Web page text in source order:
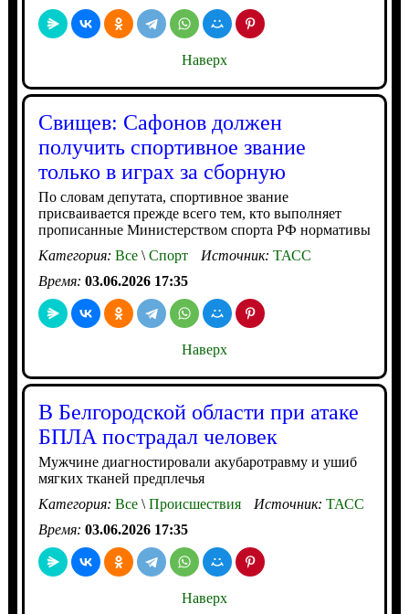
Наверх
Свищев: Сафонов должен
получить спортивное звание
только в играх за сборную
По словам депутата, спортивное звание
присваивается прежде всего тем, кто выполняет
прописанные Министерством спорта РФ нормативы
Категория: Все\Спорт Источник: ТАСС
Время: 03.06.2026 17:35
Наверх
В Белгородской области при атаке
БПЛА пострадал человек
Мужчине диагностировали акубаротравму и ушиб
мягких тканей предплечья
Категория: Все\Происшествия Источник: ТАСС
Время: 03.06.2026 17:35
Наверх